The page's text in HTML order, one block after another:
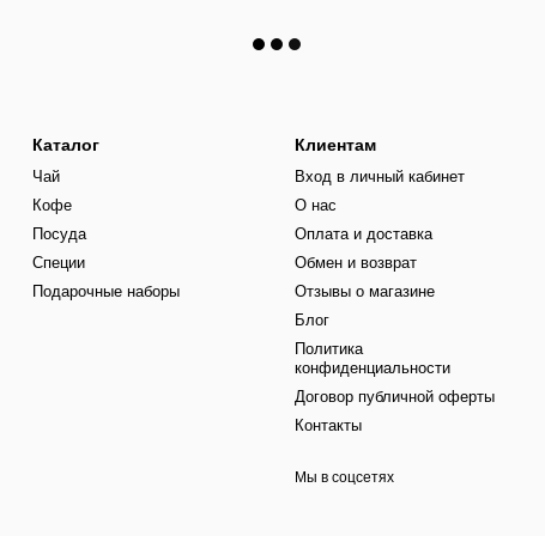
Каталог
Чай
Кофе
Посуда
Специи
Подарочные наборы
Клиентам
Вход в личный кабинет
О нас
Оплата и доставка
Обмен и возврат
Отзывы о магазине
Блог
Политика
конфиденциальности
Договор публичной оферты
Контакты
Мы в соцсетях